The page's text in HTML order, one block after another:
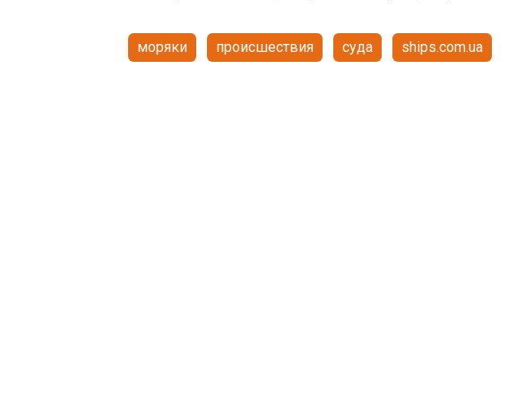
моряки происшествия суда ships.com.ua